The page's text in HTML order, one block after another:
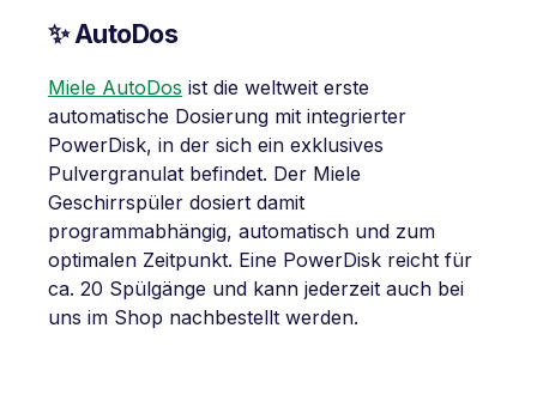
✨ AutoDos
Miele AutoDos ist die weltweit erste
automatische Dosierung mit integrierter
PowerDisk, in der sich ein exklusives
Pulvergranulat befindet. Der Miele
Geschirrspüler dosiert damit
programmabhängig, automatisch und zum
optimalen Zeitpunkt. Eine PowerDisk reicht für
ca. 20 Spülgänge und kann jederzeit auch bei
uns im Shop nachbestellt werden.